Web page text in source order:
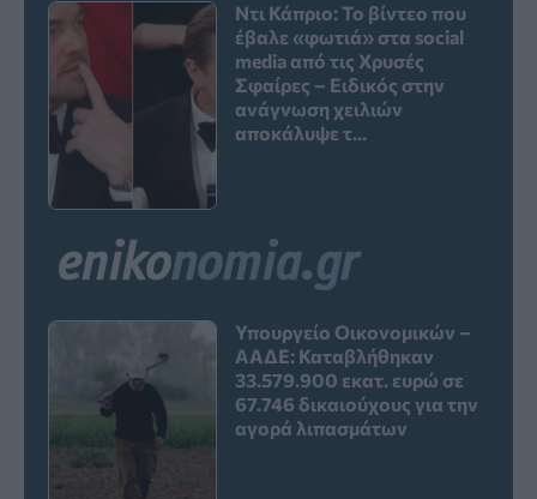
Ντι Κάπριο: Το βίντεο που
έβαλε «φωτιά» στα social
media από τις Χρυσές
Σφαίρες – Ειδικός στην
ανάγνωση χειλιών
αποκάλυψε τ...
Υπουργείο Οικονομικών –
ΑΑΔΕ: Καταβλήθηκαν
33.579.900 εκατ. ευρώ σε
67.746 δικαιούχους για την
αγορά λιπασμάτων